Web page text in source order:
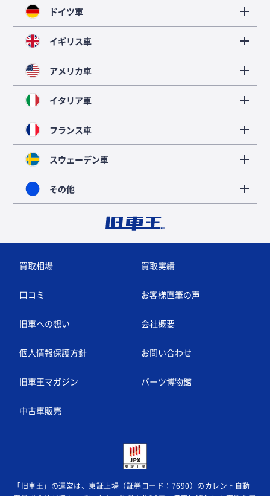
ドイツ車
イギリス車
アメリカ車
イタリア車
フランス車
スウェーデン車
その他
買取相場 買取実績
口コミ お客様直筆の声
旧車への想い 会社概要
個人情報保護方針 お問い合わせ
旧車王マガジン パーツ博物館
中古車販売
「旧車王」の運営は、東証上場（証券コード：7690）のカレント自動